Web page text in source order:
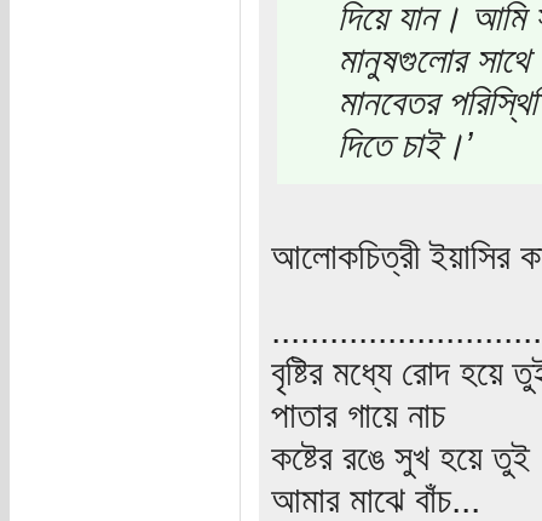
দিয়ে যান। আমি
মানুষগুলোর
মানবেতর
দিতে চাই।’
আলোকচিত্রী ইয়াসির
বৃষ্টির মধ্যে রোদ হয়ে
পাতার গায়ে নাচ
কষ্টের রঙে সুখ হয়ে তুই
আমার মাঝে বাঁচ...